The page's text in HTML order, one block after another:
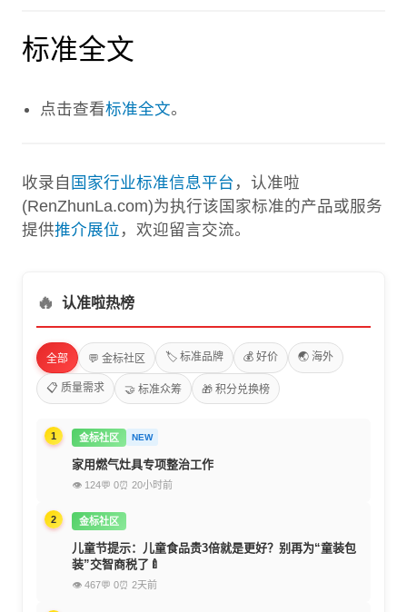
标准全文
点击查看标准全文。
收录自 国家行业标准信息平台 ，认准啦
(RenZhunLa.com)为执行该国家标准的产品或服务
提供推介展位 ，欢迎留言交流。
🔥 认准啦热榜
全部 💬 金标社区 🏷️ 标准品牌 💰 好价 🌏 海外
📋 质量需求 🤝 标准众筹 🎁 积分兑换榜
1 金标社区 NEW
家用燃气灶具专项整治工作
👁 124💬 0⏰ 20小时前
2 金标社区
儿童节提示：儿童食品贵3倍就是更好？别再为“童装包
装”交智商税了🍼
👁 467💬 0⏰ 2天前